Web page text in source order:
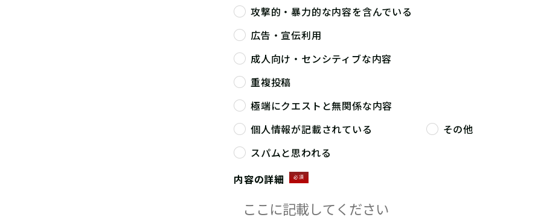
攻撃的・暴力的な内容を含んでいる
広告・宣伝利用
成人向け・センシティブな内容
重複投稿
極端にクエストと無関係な内容
個人情報が記載されている
その他
スパムと思われる
内容の詳細
必須